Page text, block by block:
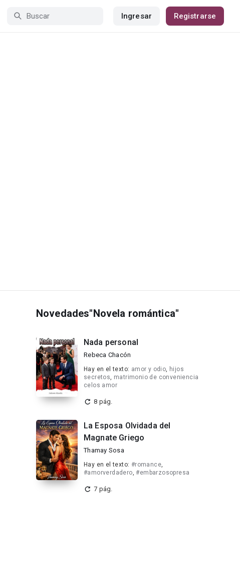
Ingresar Registrarse
Novedades"Novela romántica"
Nada personal
Rebeca Chacón
Hay en el texto: amor y odio, hijos
secretos, matrimonio de conveniencia
celos amor
8 pág.
La Esposa Olvidada del
Magnate Griego
Thamay Sosa
Hay en el texto: #romance,
#amorverdadero,#embarzosopresa
7 pág.